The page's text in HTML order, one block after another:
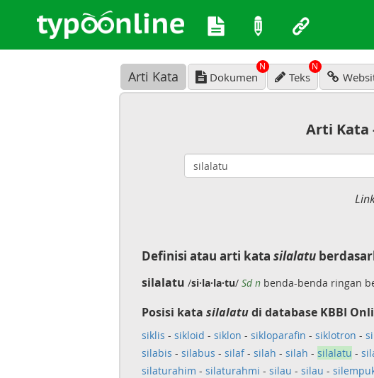
Arti Kata Dokumen
N
Teks
N
Arti Kata
Definisi atau arti kata silalatu
silalatu /si·la·la·tu/ Sd nbenda-benda ringan
Posisi kata silalatudi database KBBI
siklis - sikloid - siklon - sikloparafin - siklotron -
silabis - silabus - silaf- silah - silah - silalatu -
silaturahim - silaturahmi - silau - silau -